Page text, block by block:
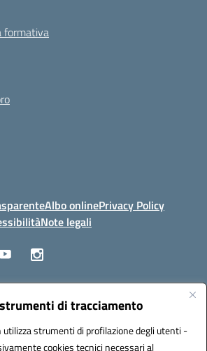
di tracciamento
strumenti di profilazione degli utenti -
cookies tecnici necessari al
formativa
Albo onlinePrivacy Policy
Note legali
- 70056 Molfetta
(PEC):BARH04000D@pec.istruzione.it